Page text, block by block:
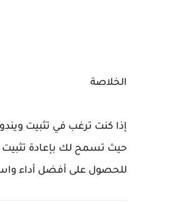
الخلاصة
حيث تسمح لك بإعادة تثبيت
للحصول على أفضل أداء